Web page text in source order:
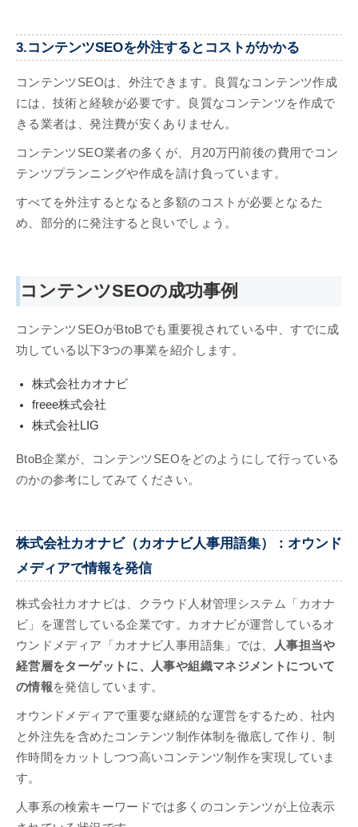
3.コンテンツSEOを外注するとコストがかかる
コンテンツSEOは、外注できます。良質なコンテンツ作成
には、技術と経験が必要です。良質なコンテンツを作成で
きる業者は、発注費が安くありません。
コンテンツSEO業者の多くが、月20万円前後の費用でコン
テンツプランニングや作成を請け負っています。
すべてを外注するとなると多額のコストが必要となるた
め、部分的に発注すると良いでしょう。
コンテンツSEOの成功事例
コンテンツSEOがBtoBでも重要視されている中、すでに成
功している以下3つの事業を紹介します。
株式会社カオナビ
freee株式会社
株式会社LIG
BtoB企業が、コンテンツSEOをどのようにして行っている
のかの参考にしてみてください。
株式会社カオナビ（カオナビ人事用語集）：オウンド
メディアで情報を発信
株式会社カオナビは、クラウド人材管理システム「カオナ
ビ」を運営している企業です。カオナビが運営しているオ
ウンドメディア「カオナビ人事用語集」では、
人事担当や
経営層をターゲットに、人事や組織マネジメントについて
の情報を発信しています。
オウンドメディアで重要な継続的な運営をするため、社内
と外注先を含めたコンテンツ制作体制を徹底して作り、制
作時間をカットしつつ高いコンテンツ制作を実現していま
す。
人事系の検索キーワードでは多くのコンテンツが上位表示